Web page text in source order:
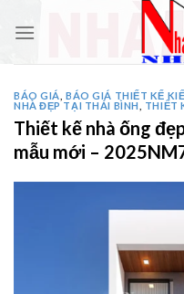
BÁO GIÁ ,BÁO GIÁ THIẾT KẾ
NHÀ ĐẸP TẠI THÁI BÌNH
THIẾT
Thiết kế nhà ống
mẫu mới –